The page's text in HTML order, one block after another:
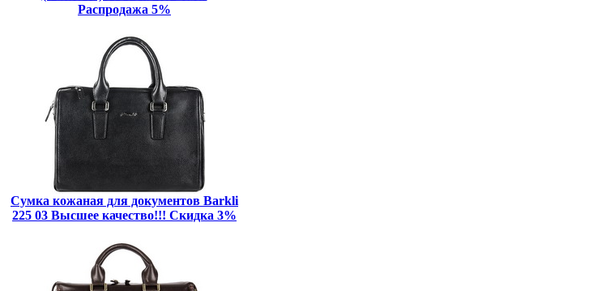
Распродажа 5%
Сумка кожаная для документов Barkli
225 03 Высшее качество!!! Скидка 3%